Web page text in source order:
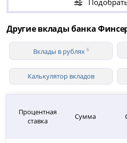
Другие вклады банка
Вклады в рублях 6
Калькулятор вкладов
Процентная
ставка
Сумма